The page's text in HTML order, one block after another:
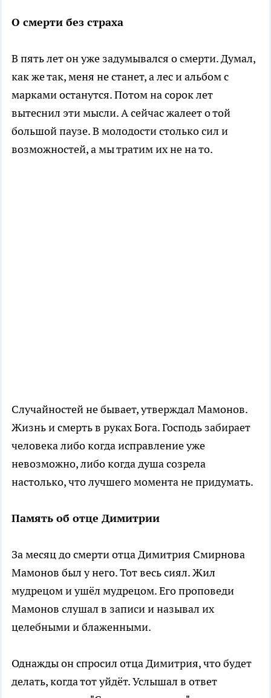
О смерти без страха
В пять лет он уже задумывался о смерти. Думал,
как же так, меня не станет, а лес и альбом с
марками останутся. Потом на сорок лет
вытеснил эти мысли. А сейчас жалеет о той
большой паузе. В молодости столько сил и
возможностей, а мы тратим их не на то.
Случайностей не бывает, утверждал Мамонов.
Жизнь и смерть в руках Бога. Господь забирает
человека либо когда исправление уже
невозможно, либо когда душа созрела
настолько, что лучшего момента не придумать.
Память об отце Димитрии
За месяц до смерти отца Димитрия Смирнова
Мамонов был у него. Тот весь сиял. Жил
мудрецом и ушёл мудрецом. Его проповеди
Мамонов слушал в записи и называл их
целебными и блаженными.
Однажды он спросил отца Димитрия, что будет
делать, когда тот уйдёт. Услышал в ответ